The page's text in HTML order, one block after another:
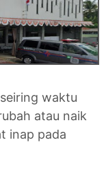
waktu
atau naik
inap pada